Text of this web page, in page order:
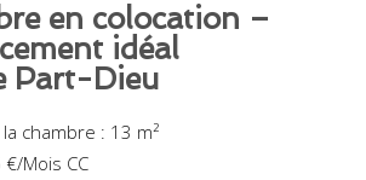
en colocation –
idéal
Part-Dieu
chambre : 13 m²
Mois CC